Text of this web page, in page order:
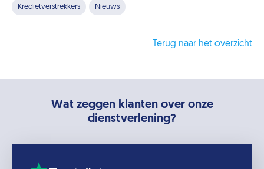
Kredietverstrekkers Nieuws
Terug naar het overzicht
Wat zeggen klanten over onze
dienstverlening?